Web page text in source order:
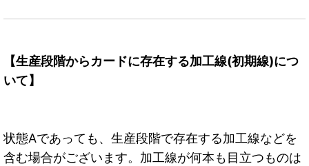
【生産段階からカードに存在する加工線(初期線)につ
いて】
状態Aであっても、生産段階で存在する加工線などを
含む場合がございます。加工線が何本も目立つものは